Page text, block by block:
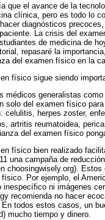
que el avance de la
clínica, pero es todo lo
diagnósticos
La crisis del
de medicina de
repasaré la
del examen físico en la
físico sigue siendo
médicos generalistas
solo del examen físico
celulitis, herpes zoster,
artritis reumatoidea,
del examen físico
físico bien realizado
una campaña de
choosingwisely.org).
Por ejemplo, el
inespecífico ni imágenes
recomienda no hacer
todos estos casos, un
mucho tiempo y dinero.